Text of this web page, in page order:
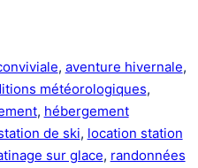
, aventure hivernale
météorologiques
, hébergement
de ski, location station
sur glace, randonnées